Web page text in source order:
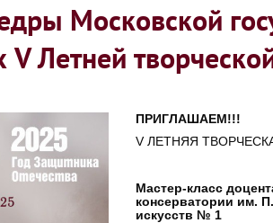
Московской
V Летней
ПРИГЛАШАЕМ!!!
V ЛЕТНЯЯ
Мастер-класс
консерватории им.
искусств № 1